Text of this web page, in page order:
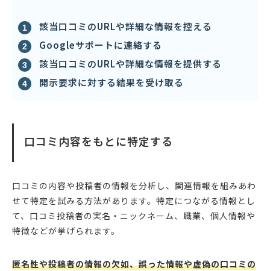
該当口コミのURLや詳細な情報を控える
Googleサポートに連絡する
該当口コミのURLや詳細な情報を提供する
開示要求に対する結果を受け取る
口コミ内容をもとに特定する
口コミの内容や投稿者の情報を分析し、関連情報を組みあわ
せて特定を試みる方法があります。特定につながる情報とし
て、口コミ投稿者の実名・ニックネーム、職業、個人情報や
特徴などが挙げられます。
匿名性や投稿者の情報の欠如、誤った情報や虚偽の口コミの